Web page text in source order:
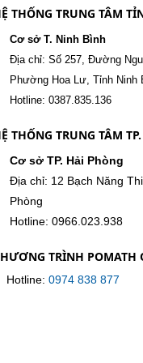
THỐNG TRUNG TÂM
Cơ sở T. Ninh Bình
Địa chỉ: Số 257, Đường
Phường Hoa Lư, Tỉnh Ninh
Hotline: 0387.835.136
THỐNG TRUNG TÂM
Cơ sở TP. Hải Phòng
Địa chỉ: 12 Bạch Năng
Phòng
Hotline: 0966.023.938
TRÌNH POMATH
Hotline: 0974 838 877